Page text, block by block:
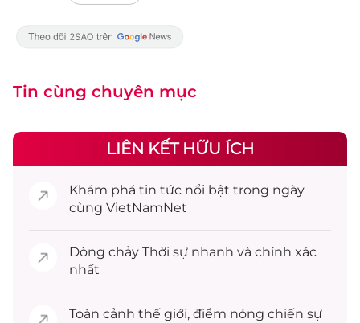
Tin cùng chuyên mục
LIÊN KẾT HỮU ÍCH
Khám phá tin tức nổi bật trong ngày
cùng VietNamNet
Dòng chảy Thời sự nhanh và chính xác
nhất
Toàn cảnh thế giới, điểm nóng chiến sự